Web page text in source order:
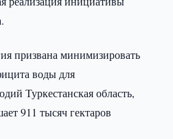
призвана минимизировать
воды для
Туркестанская область,
911 тысяч гектаров